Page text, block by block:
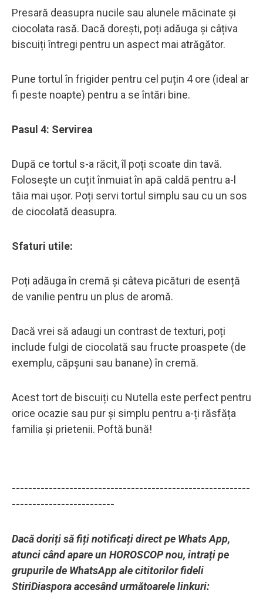
Presară deasupra nucile sau alunele măcinate și
ciocolata rasă. Dacă dorești, poți adăuga și câțiva
biscuiți întregi pentru un aspect mai atrăgător.
Pune tortul în frigider pentru cel puțin 4 ore (ideal ar
fi peste noapte) pentru a se întări bine.
Pasul 4: Servirea
După ce tortul s-a răcit, îl poți scoate din tavă.
Folosește un cuțit înmuiat în apă caldă pentru a-l
tăia mai ușor. Poți servi tortul simplu sau cu un sos
de ciocolată deasupra.
Sfaturi utile:
Poți adăuga în cremă și câteva picături de esență
de vanilie pentru un plus de aromă.
Dacă vrei să adaugi un contrast de texturi, poți
include fulgi de ciocolată sau fructe proaspete (de
exemplu, căpșuni sau banane) în cremă.
Acest tort de biscuiți cu Nutella este perfect pentru
orice ocazie sau pur și simplu pentru a-ți răsfăța
familia și prietenii. Poftă bună!
----------------------------------------------------------
-------------------------
Dacă doriți să fiți notificați direct pe Whats App,
atunci când apare un HOROSCOP nou, intrați pe
grupurile de WhatsApp ale cititorilor fideli
StiriDiaspora accesând următoarele linkuri: